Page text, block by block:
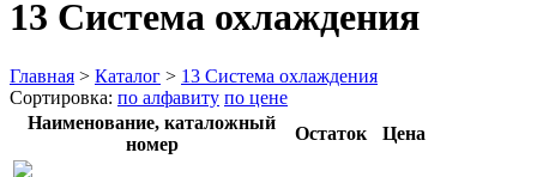
13 Система охлаждения
Главная > Каталог > 13 Система охлаждения
Сортировка: по алфавиту по цене
Наименование, каталожный
номер
Остаток Цена